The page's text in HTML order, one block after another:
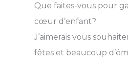
Que faites-vous pour
cœur d’enfant?
J’aimerais vous
fêtes et beaucoup